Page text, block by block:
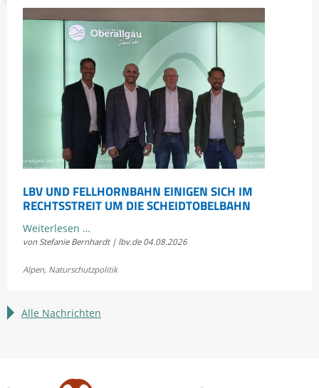
LBV UND FELLHORNBAHN EINIGEN SICH IM
RECHTSSTREIT UM DIE SCHEIDTOBELBAHN
Weiterlesen …
und
einigen
im
Scheidtobelbahn
von Stefanie Bernhardt | lbv.de 04.08.2026
Alpen, Naturschutzpolitik
Alle Nachrichten